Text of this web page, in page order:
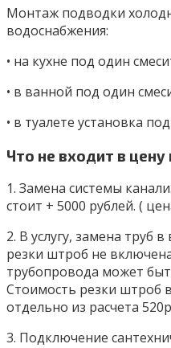
Монтаж подводки
водоснабжения:
• на кухне под один
• в ванной под один
• в туалете установка
Что не входит в
1. Замена системы
стоит + 5000 рублей. (
2. В услугу, замена труб
резки штроб не
трубопровода может
Стоимость резки штроб
отдельно из расчета
3. Подключение